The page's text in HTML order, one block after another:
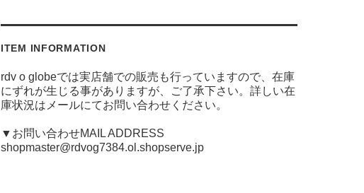
ITEM INFORMATION
rdv o globeでは実店舗での販売も行っていますので、在庫
にずれが生じる事がありますが、ご了承下さい。詳しい在
庫状況はメールにてお問い合わせください。
▼お問い合わせMAIL ADDRESS
shopmaster@rdvog7384.ol.shopserve.jp